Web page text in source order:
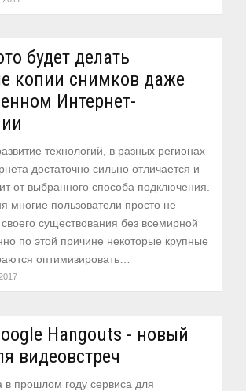
будет делать
копии снимков даже
Интернет-
технологий, в разных регионах
достаточно сильно отличается и
от выбранного способа подключения.
многие пользователи просто не
существования без всемирной
по этой причине некоторые крупные
оптимизировать…
Hangouts - новый
видеовстреч
в прошлом году сервиса для